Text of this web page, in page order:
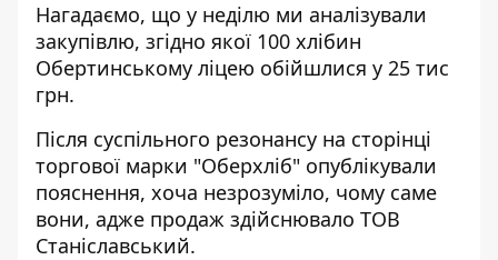
Нагадаємо, що у неділю ми аналізували
закупівлю, згідно якої 100 хлібин
Обертинському ліцею обійшлися у 25 тис
грн.
Після суспільного резонансу на сторінці
торгової марки "Оберхліб" опублікували
пояснення, хоча незрозуміло, чому саме
вони, адже продаж здійснювало ТОВ
Станіславський.